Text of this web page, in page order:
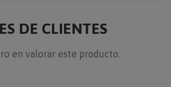
DE CLIENTES
en valorar este producto.